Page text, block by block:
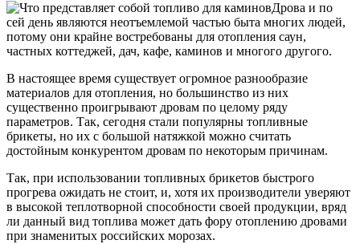
Дрова и по
сей день являются неотъемлемой частью быта многих людей,
потому они крайне востребованы для отопления саун,
частных коттеджей, дач, кафе, каминов и многого другого.
В настоящее время существует огромное разнообразие
материалов для отопления, но большинство из них
существенно проигрывают дровам по целому ряду
параметров. Так, сегодня стали популярны топливные
брикеты, но их с большой натяжкой можно считать
достойным конкурентом дровам по некоторым причинам.
Так, при использовании топливных брикетов быстрого
прогрева ожидать не стоит, и, хотя их производители уверяют
в высокой теплотворной способности своей продукции, вряд
ли данный вид топлива может дать фору отоплению дровами
при знаменитых российских морозах.